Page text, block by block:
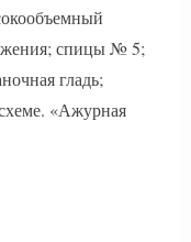
спицы № 5;
гладь;
«Ажурная